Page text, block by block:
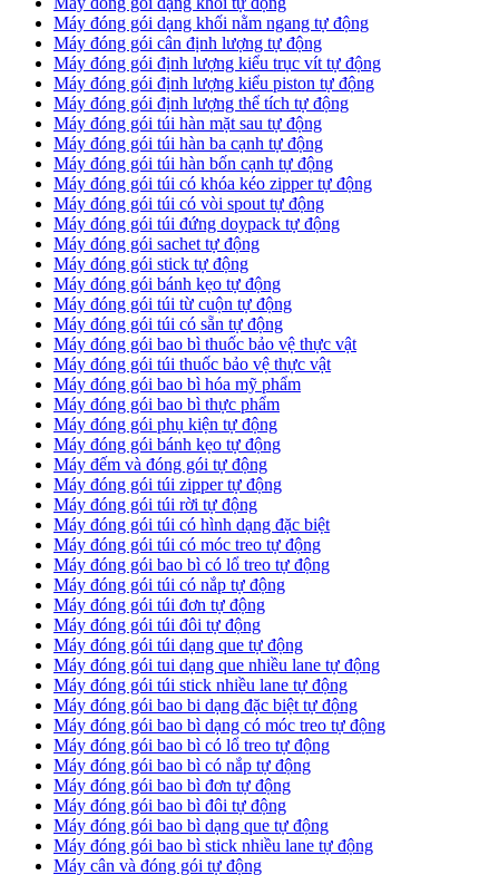
Máy đóng gói dạng khối nằm ngang tự động
Máy đóng gói cân định lượng tự động
Máy đóng gói định lượng kiểu trục vít tự động
Máy đóng gói định lượng kiểu piston tự động
Máy đóng gói định lượng thể tích tự động
Máy đóng gói túi hàn mặt sau tự động
Máy đóng gói túi hàn ba cạnh tự động
Máy đóng gói túi hàn bốn cạnh tự động
Máy đóng gói túi có khóa kéo zipper tự động
Máy đóng gói túi có vòi spout tự động
Máy đóng gói túi đứng doypack tự động
Máy đóng gói sachet tự động
Máy đóng gói stick tự động
Máy đóng gói bánh kẹo tự động
Máy đóng gói túi từ cuộn tự động
Máy đóng gói túi có sẵn tự động
Máy đóng gói bao bì thuốc bảo vệ thực vật
Máy đóng gói túi thuốc bảo vệ thực vật
Máy đóng gói bao bì hóa mỹ phẩm
Máy đóng gói bao bì thực phẩm
Máy đóng gói phụ kiện tự động
Máy đóng gói bánh kẹo tự động
Máy đếm và đóng gói tự động
Máy đóng gói túi zipper tự động
Máy đóng gói túi rời tự động
Máy đóng gói túi có hình dạng đặc biệt
Máy đóng gói túi có móc treo tự động
Máy đóng gói bao bì có lổ treo tự động
Máy đóng gói túi có nắp tự động
Máy đóng gói túi đơn tự động
Máy đóng gói túi đôi tự động
Máy đóng gói túi dạng que tự động
Máy đóng gói tui dạng que nhiều lane tự động
Máy đóng gói túi stick nhiều lane tự động
Máy đóng gói bao bi dạng đặc biệt tự động
Máy đóng gói bao bì dạng có móc treo tự động
Máy đóng gói bao bì có lổ treo tự động
Máy đóng gói bao bì có nắp tự động
Máy đóng gói bao bì đơn tự động
Máy đóng gói bao bì đôi tự động
Máy đóng gói bao bì dạng que tự động
Máy đóng gói bao bì stick nhiều lane tự động
Máy cân và đóng gói tự động